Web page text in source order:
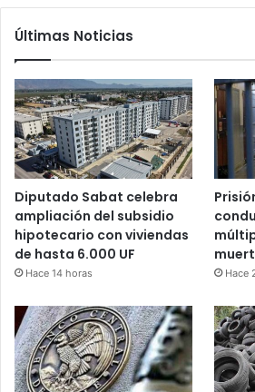
Últimas Noticias
Diputado Sabat celebra
ampliación del subsidio
hipotecario con viviendas
de hasta 6.000 UF
Hace 14 horas Hace